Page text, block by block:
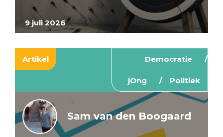
9 juli 2026
Artikel Democratie
jOng Politiek
Sam van den Boogaard